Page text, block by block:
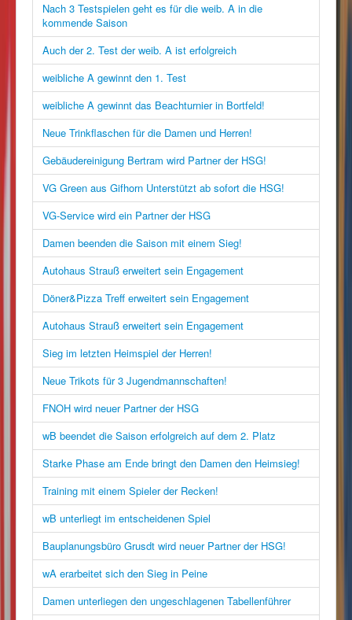
Nach 3 Testspielen geht es für die weib. A in die
kommende Saison
Auch der 2. Test der weib. A ist erfolgreich
weibliche A gewinnt den 1. Test
weibliche A gewinnt das Beachturnier in Bortfeld!
Neue Trinkflaschen für die Damen und Herren!
Gebäudereinigung Bertram wird Partner der HSG!
VG Green aus Gifhorn Unterstützt ab sofort die HSG!
VG-Service wird ein Partner der HSG
Damen beenden die Saison mit einem Sieg!
Autohaus Strauß erweitert sein Engagement
Döner&Pizza Treff erweitert sein Engagement
Autohaus Strauß erweitert sein Engagement
Sieg im letzten Heimspiel der Herren!
Neue Trikots für 3 Jugendmannschaften!
FNOH wird neuer Partner der HSG
wB beendet die Saison erfolgreich auf dem 2. Platz
Starke Phase am Ende bringt den Damen den Heimsieg!
Training mit einem Spieler der Recken!
wB unterliegt im entscheidenen Spiel
Bauplanungsbüro Grusdt wird neuer Partner der HSG!
wA erarbeitet sich den Sieg in Peine
Damen unterliegen den ungeschlagenen Tabellenführer